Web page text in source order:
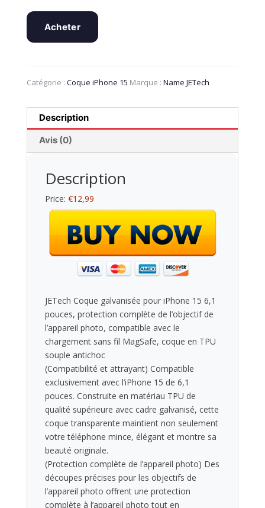
Acheter
Catégorie : Coque iPhone 15 Marque : Name JETech
Description
Avis (0)
Description
Price: €12,99
JETech Coque galvanisée pour iPhone 15 6,1
pouces, protection complète de l’objectif de
l’appareil photo, compatible avec le
chargement sans fil MagSafe, coque en TPU
souple antichoc
(Compatibilité et attrayant) Compatible
exclusivement avec l’iPhone 15 de 6,1
pouces. Construite en matériau TPU de
qualité supérieure avec cadre galvanisé, cette
coque transparente maintient non seulement
votre téléphone mince, élégant et montre sa
beauté originale.
(Protection complète de l’appareil photo) Des
découpes précises pour les objectifs de
l’appareil photo offrent une protection
complète à l’appareil photo tout en